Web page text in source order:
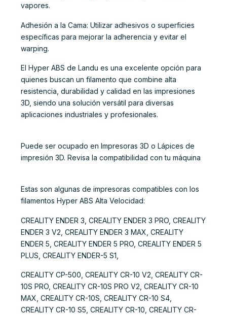
vapores.
Adhesión a la Cama: Utilizar adhesivos o superficies
específicas para mejorar la adherencia y evitar el
warping.
El Hyper ABS de Landu es una excelente opción para
quienes buscan un filamento que combine alta
resistencia, durabilidad y calidad en las impresiones
3D, siendo una solución versátil para diversas
aplicaciones industriales y profesionales.
Puede ser ocupado en Impresoras 3D o Lápices de
impresión 3D. Revisa la compatibilidad con tu máquina
Estas son algunas de impresoras compatibles con los
filamentos Hyper ABS Alta Velocidad:
CREALITY ENDER 3, CREALITY ENDER 3 PRO, CREALITY
ENDER 3 V2, CREALITY ENDER 3 MAX, CREALITY
ENDER 5, CREALITY ENDER 5 PRO, CREALITY ENDER 5
PLUS, CREALITY ENDER-5 S1,
CREALITY CP-500, CREALITY CR-10 V2, CREALITY CR-
10S PRO, CREALITY CR-10S PRO V2, CREALITY CR-10
MAX, CREALITY CR-10S, CREALITY CR-10 S4,
CREALITY CR-10 S5, CREALITY CR-10, CREALITY CR-